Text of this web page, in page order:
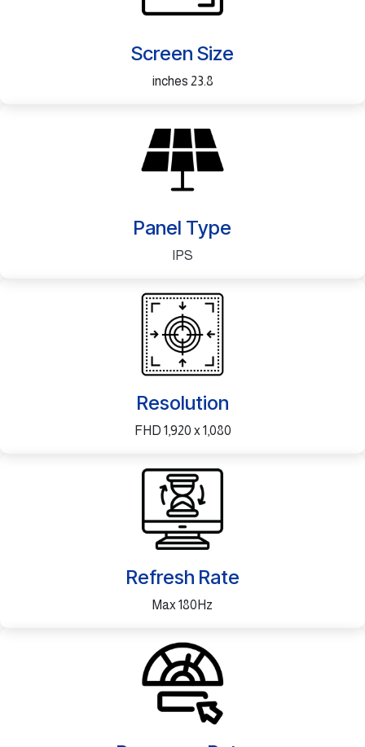
Screen Size
23.8 inches
Panel Type
IPS
Resolution
FHD 1,920 x 1,080
Refresh Rate
Max 180Hz